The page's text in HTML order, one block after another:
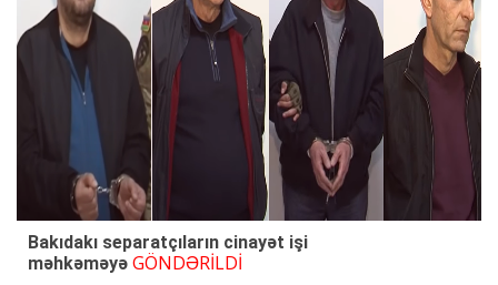
Bakıdakı separatçıların cinayət işi
məhkəməyə GÖNDƏRİLDİ